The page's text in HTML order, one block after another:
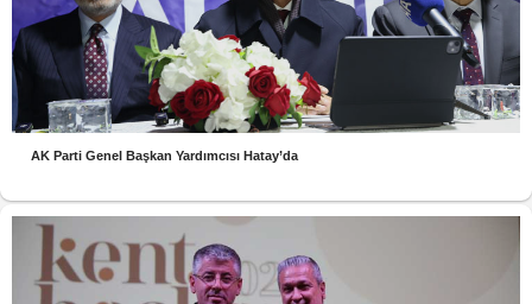
AK Parti Genel Başkan Yardımcısı Hatay’da